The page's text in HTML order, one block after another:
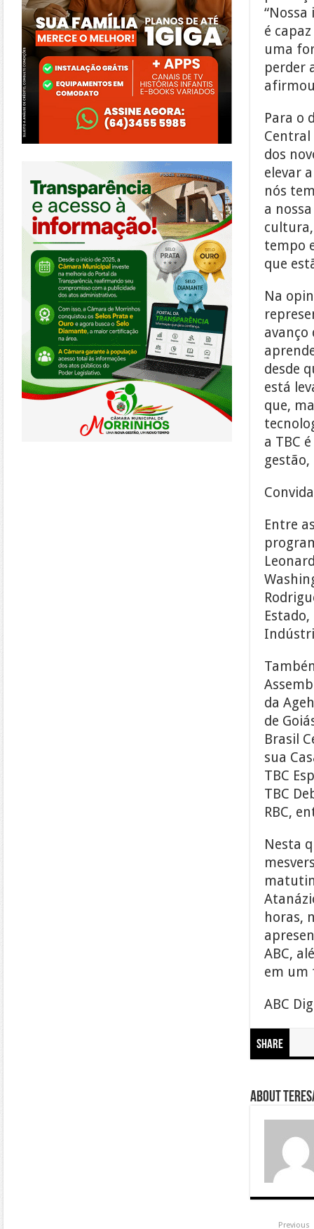
é
uma
perder
Para o
dos
elevar
nós
a
tempo
que
Na
avanço
desde
está
que,
a TBC
Entre
da
de
Brasil
sua
TBC
TBC
RBC,
Nesta
horas,
ABC,
em um
ABC
Share
About
Previous
https://morrinhos.go.leg.br/